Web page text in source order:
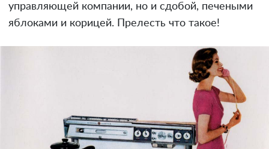
управляющей компании, но и сдобой, печеными
яблоками и корицей. Прелесть что такое!